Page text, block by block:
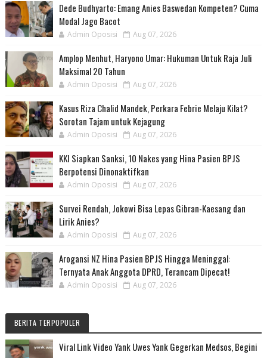
Dede Budhyarto: Emang Anies Baswedan Kompeten? Cuma
Modal Jago Bacot
Admin Oposisi Aug 07, 2026
Amplop Menhut, Haryono Umar: Hukuman Untuk Raja Juli
Maksimal 20 Tahun
Admin Oposisi Aug 07, 2026
Kasus Riza Chalid Mandek, Perkara Febrie Melaju Kilat?
Sorotan Tajam untuk Kejagung
Admin Oposisi Aug 07, 2026
KKI Siapkan Sanksi, 10 Nakes yang Hina Pasien BPJS
Berpotensi Dinonaktifkan
Admin Oposisi Aug 07, 2026
Survei Rendah, Jokowi Bisa Lepas Gibran-Kaesang dan
Lirik Anies?
Admin Oposisi Aug 07, 2026
Arogansi NZ Hina Pasien BPJS Hingga Meninggal:
Ternyata Anak Anggota DPRD, Terancam Dipecat!
Admin Oposisi Aug 07, 2026
BERITA TERPOPULER
Viral Link Video Yank Uwes Yank Gegerkan Medsos, Begini